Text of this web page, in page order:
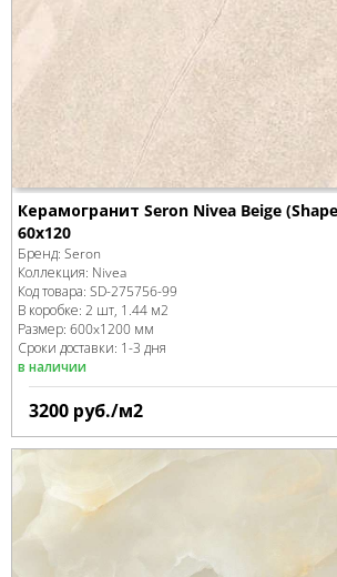
Керамогранит Seron Nivea Beige
60x120
Бренд: Seron
Коллекция: Nivea
Код товара: SD-275756-99
В коробке: 2 шт, 1.44 м2
Размер: 600x1200 мм
Сроки доставки: 1-3 дня
в наличии
3200 руб./м2